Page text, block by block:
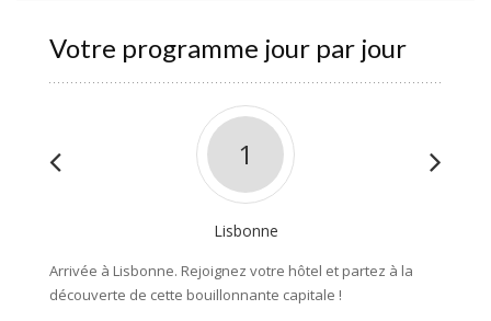
Votre programme jour par jour
1
Lisbonne
Arrivée à Lisbonne. Rejoignez votre hôtel et partez à la
découverte de cette bouillonnante capitale !